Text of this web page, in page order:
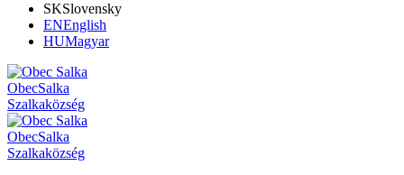
SKSlovensky
ENEnglish
HUMagyar
ObecSalka
Szalkaközség
ObecSalka
Szalkaközség